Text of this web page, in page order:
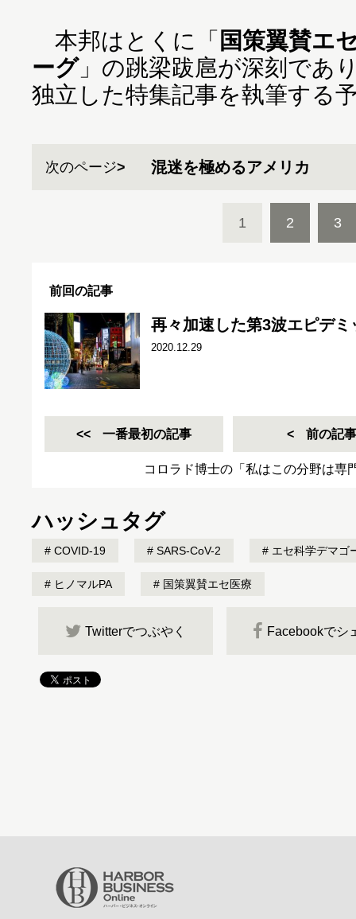
本邦はとくに「 国策翼賛エ
ーグ」の跳梁跋扈が深刻であ
独立した特集記事を執筆する
次のページ 混迷を極めるアメリカ
1 2 3
前回の記事
再々加速した第3波エピデ
2020.12.29
一番最初の記事 前の記事
コロラド博士の「私はこの分野は専
ハッシュタグ
COVID-19 SARS-CoV-2 エセ科学デマゴ
ヒノマルPA 国策翼賛エセ医療
Twitterでつぶやく Facebookでシ